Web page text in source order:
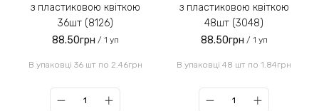
з пластиковою квіткою
36шт (8126)
88.50грн / 1 уп
В упаковці 36 шт по 2.46грн
з пластиковою квіткою
48шт (3048)
88.50грн / 1 уп
В упаковці 48 шт по 1.84грн